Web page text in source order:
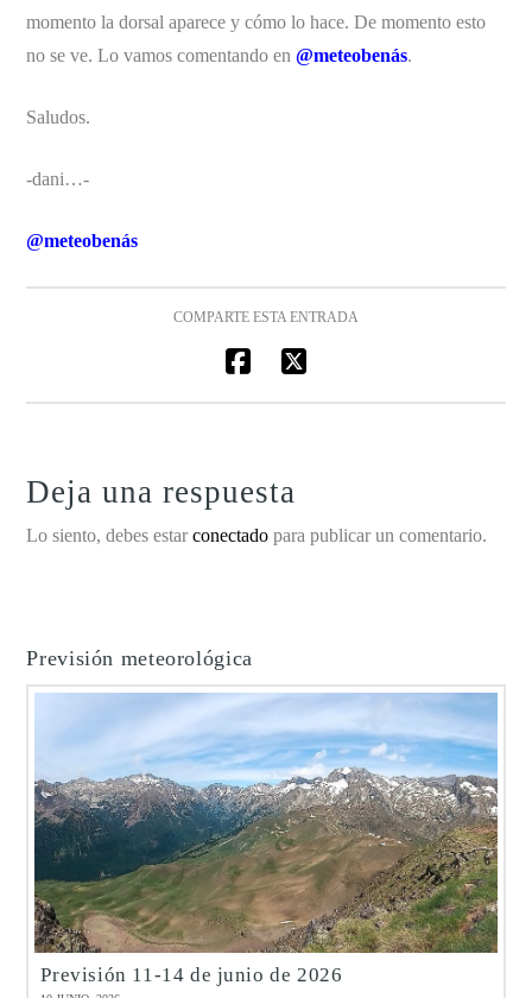
momento la dorsal aparece y cómo lo hace. De momento esto
no se ve. Lo vamos comentando en@meteobenás.
Saludos.
-dani…-
@meteobenás
COMPARTE ESTA ENTRADA
Deja una respuesta
Lo siento, debes estarconectado para publicar un comentario.
Previsión meteorológica
Previsión 11-14 de junio de 2026